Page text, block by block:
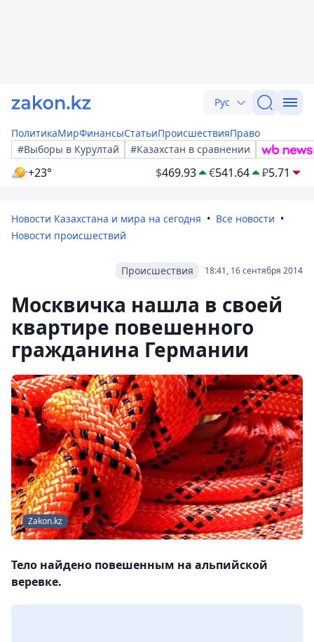
Рус
ПолитикаМирФинансыСтатьиПроисшествияПраво
#Выборы в Курултай
#Казахстан в сравнении
+23° $469.93 €541.64 ₽5.71
Новости Казахстана и мира на сегодня
Все новости
Новости происшествий
18:41, 16 сентября 2014
Происшествия
Москвичка нашла в своей
квартире повешенного
гражданина Германии
Zakon.kz
Тело найдено повешенным на альпийской
веревке.